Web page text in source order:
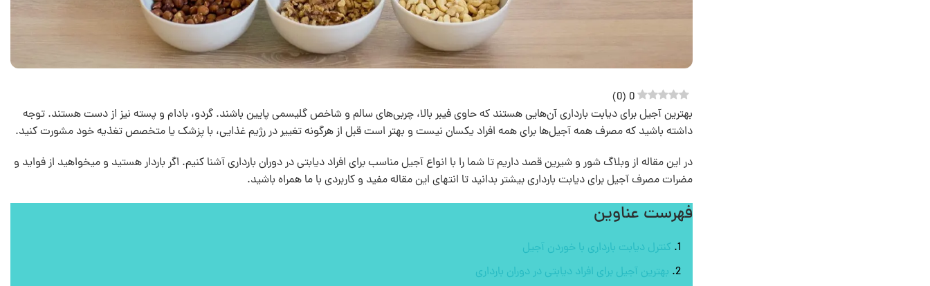
0
(
0
)
بهترین آجیل برای دیابت بارداری آن‌هایی هستند که حاوی فیبر بالا، چربی‌های سالم و شاخص گلیسمی پایین باشند. گردو، بادام و پسته نیز از دست هستند. توجه
داشته باشید که مصرف همه آجیل‌ها برای همه افراد یکسان نیست و بهتر است قبل از هرگونه تغییر در رژیم غذایی، با پزشک یا متخصص تغذیه خود مشورت کنید.
در این مقاله از وبلاگ شور و شیرین قصد داریم تا شما را با انواع آجیل مناسب برای افراد دیابتی در دوران بارداری آشنا کنیم. اگر باردار هستید و میخواهید از فواید و
مضرات مصرف آجیل برای دیابت بارداری بیشتر بدانید تا انتهای این مقاله مفید و کاربردی با ما همراه باشید.
فهرست عناوین
کنترل دیابت بارداری با خوردن آجیل
بهترین آجیل برای افراد دیابتی در دوران بارداری